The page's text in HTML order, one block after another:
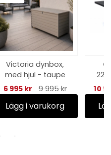
Victoria dynbox,
med hjul - taupe
6 995 kr
9 995 kr
Lägg i varukorg
10